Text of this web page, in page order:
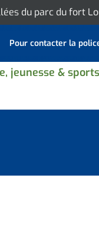
du parc du fort
Pour contacter la
jeunesse & sports